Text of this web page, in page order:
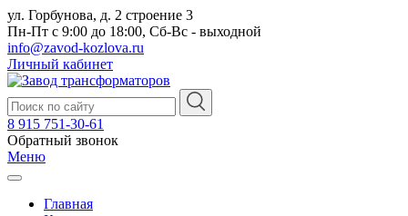
ул. Горбунова, д. 2 строение 3
Пн-Пт с 9:00 до 18:00, Сб-Вс - выходной
info@zavod-kozlova.ru
Личный кабинет
8 915 751-30-61
Обратный звонок
Меню
Главная